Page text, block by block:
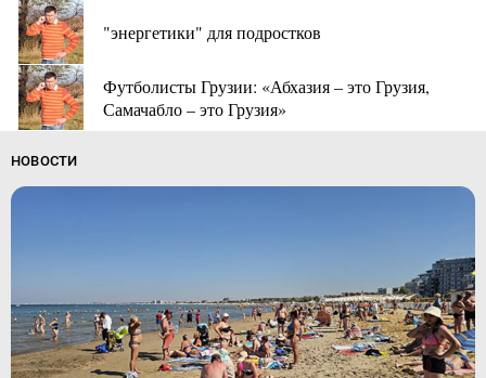
"энергетики" для подростков
Футболисты Грузии: «Абхазия – это Грузия,
Самачабло – это Грузия»
НОВОСТИ